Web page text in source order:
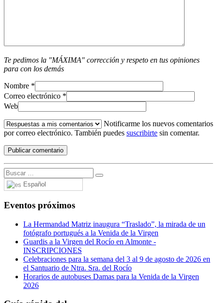
Te pedimos la "MÁXIMA" corrección y respeto en tus opiniones
para con los demás
Nombre *
Correo electrónico *
Web
Notificarme los nuevos comentarios
por correo electrónico. También puedes suscribirte sin comentar.
Español
Eventos próximos
La Hermandad Matriz inaugura “Traslado”, la mirada de un
fotógrafo portugués a la Venida de la Virgen
Guardis a la Virgen del Rocío en Almonte -
INSCRIPCIONES
Celebraciones para la semana del 3 al 9 de agosto de 2026 en
el Santuario de Ntra. Sra. del Rocío
Horarios de autobuses Damas para la Venida de la Virgen
2026